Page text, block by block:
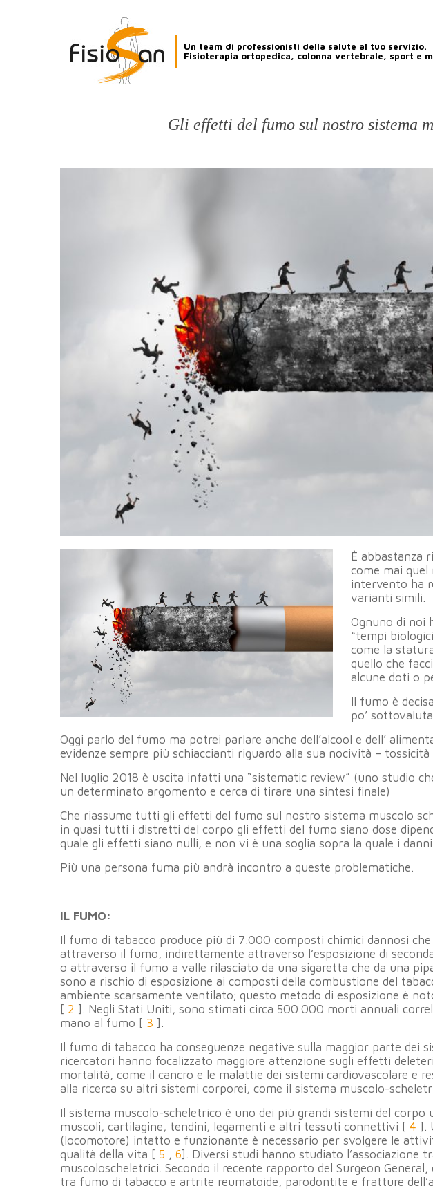
Un team di professionisti della salute al tuo servizio.
Fisioterapia ortopedica, colonna vertebrale, sport e
Gli effetti del fumo sul nostro sistema
È abbastanza
come mai
intervento ha
varianti simili.
Ognuno di noi
“tempi
come la
quello che
alcune doti o
Il fumo è
po’
Oggi parlo del fumo ma potrei parlare anche dell’alcool e dell’
evidenze sempre più schiaccianti riguardo alla sua nocività –
Nel luglio 2018 è uscita infatti una “sistematic review” (uno studio
un determinato argomento e cerca di tirare una sintesi finale)
Che riassume tutti gli effetti del fumo sul nostro sistema muscolo
in quasi tutti i distretti del corpo gli effetti del fumo siano dose
quale gli effetti siano nulli, e non vi è una soglia sopra la quale i
Più una persona fuma più andrà incontro a queste problematiche.
IL FUMO:
Il fumo di tabacco produce più di 7.000 composti chimici dannosi
attraverso il fumo, indirettamente attraverso l’esposizione di
o attraverso il fumo a valle rilasciato da una sigaretta che da una
sono a rischio di esposizione ai composti della combustione del
ambiente scarsamente ventilato; questo metodo di esposizione è
[ 2 ]. Negli Stati Uniti, sono stimati circa 500.000 morti annuali
mano al fumo [ 3 ].
Il fumo di tabacco ha conseguenze negative sulla maggior parte dei
ricercatori hanno focalizzato maggiore attenzione sugli effetti
mortalità, come il cancro e le malattie dei sistemi cardiovascolare e
alla ricerca su altri sistemi corporei, come il sistema muscolo-
Il sistema muscolo-scheletrico è uno dei più grandi sistemi del
muscoli, cartilagine, tendini, legamenti e altri tessuti connettivi [ 4 ].
(locomotore) intatto e funzionante è necessario per svolgere le
qualità della vita [ 5 , 6]. Diversi studi hanno studiato l’associazione
muscoloscheletrici. Secondo il recente rapporto del Surgeon
tra fumo di tabacco e artrite reumatoide, parodontite e fratture